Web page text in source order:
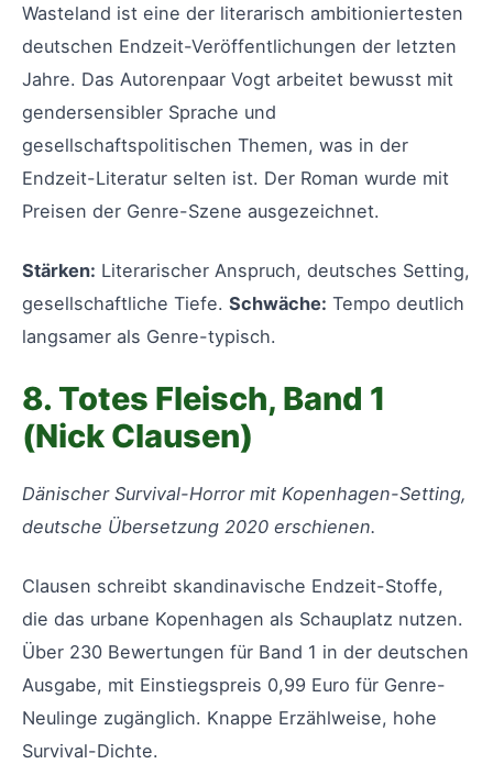
Wasteland ist eine der literarisch ambitioniertesten
deutschen Endzeit-Veröffentlichungen der letzten
Jahre. Das Autorenpaar Vogt arbeitet bewusst mit
gendersensibler Sprache und
gesellschaftspolitischen Themen, was in der
Endzeit-Literatur selten ist. Der Roman wurde mit
Preisen der Genre-Szene ausgezeichnet.
Stärken: Literarischer Anspruch, deutsches Setting,
gesellschaftliche Tiefe. Schwäche: Tempo deutlich
langsamer als Genre-typisch.
8. Totes Fleisch, Band 1
(Nick Clausen)
Dänischer Survival-Horror mit Kopenhagen-Setting,
deutsche Übersetzung 2020 erschienen.
Clausen schreibt skandinavische Endzeit-Stoffe,
die das urbane Kopenhagen als Schauplatz nutzen.
Über 230 Bewertungen für Band 1 in der deutschen
Ausgabe, mit Einstiegspreis 0,99 Euro für Genre-
Neulinge zugänglich. Knappe Erzählweise, hohe
Survival-Dichte.